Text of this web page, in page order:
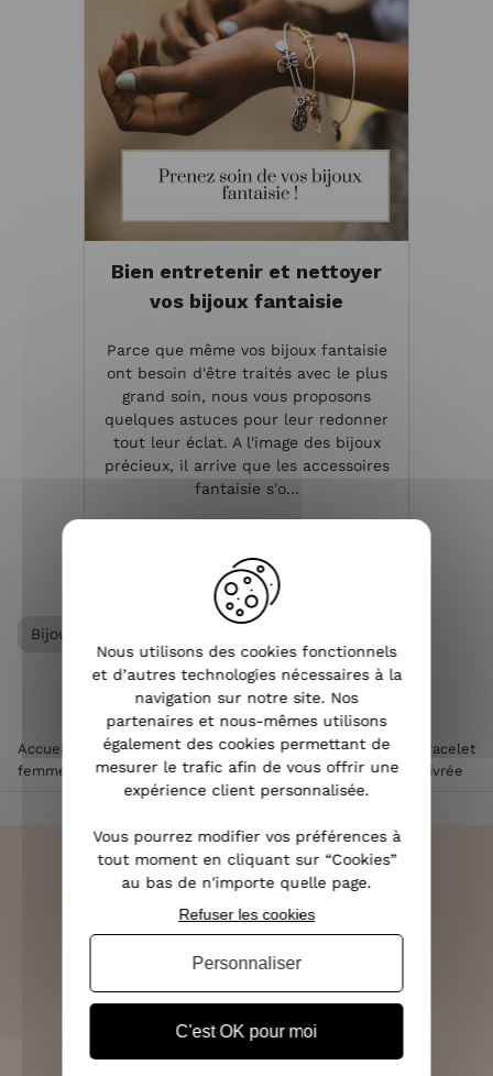
Bien entretenir et nettoyer
vos bijoux fantaisie
Parce que même vos bijoux fantaisie
ont besoin d'être traités avec le plus
grand soin, nous vous proposons
quelques astuces pour leur redonner
tout leur éclat. A l'image des bijoux
précieux, il arrive que les accessoires
fantaisie s'o...
Bijoux femme
Accueil Accessoires de mode femme >Bijoux femme
Bracelet
femme
Bracelet Lolilota élastique noir rosace filigrane cuivrée
OFFERTE DÈS 70€
Nous utilisons des cookies fonctionnels
et d’autres technologies nécessaires à la
navigation sur notre site. Nos
partenaires et nous-mêmes utilisons
également des cookies permettant de
mesurer le trafic afin de vous offrir une
expérience client personnalisée.
Vous pourrez modifier vos préférences à
tout moment en cliquant sur “Cookies”
au bas de n'importe quelle page.
C'est OK pour moi
Refuser les cookies
Personnaliser